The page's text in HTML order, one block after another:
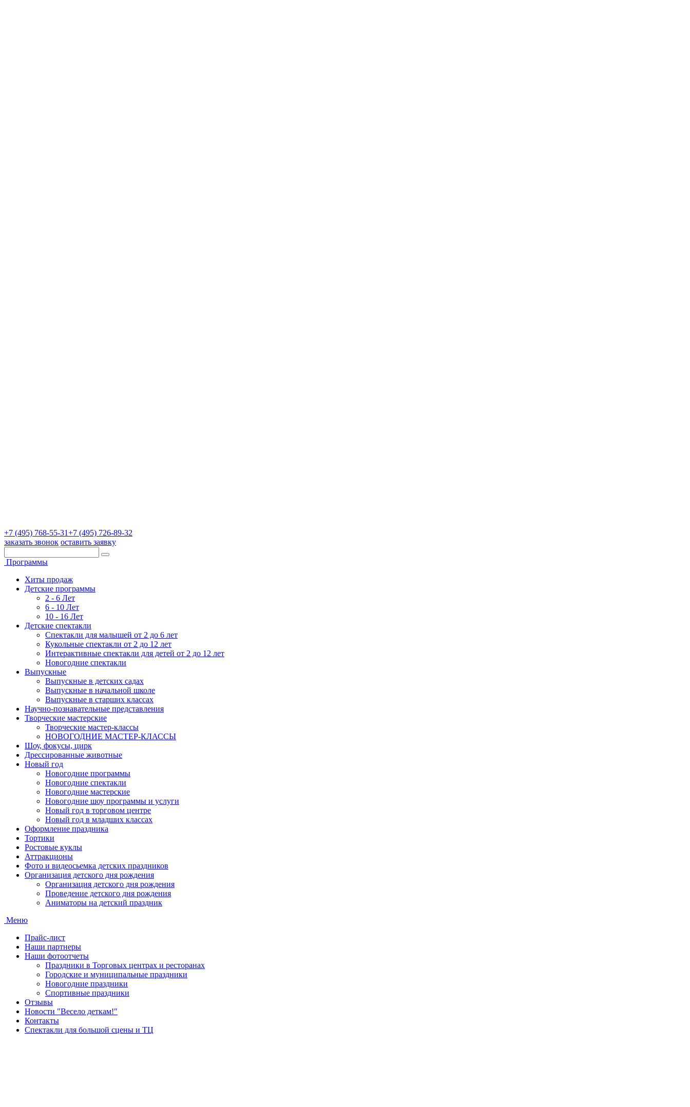
+7 (495) 768-55-31+7 (495) 726-89-32
заказать звонок оставить заявку
Программы
Хиты продаж
Детские программы
2 - 6 Лет
6 - 10 Лет
10 - 16 Лет
Детские спектакли
Спектакли для малышей от 2 до 6 лет
Кукольные спектакли от 2 до 12 лет
Интерактивные спектакли для детей от 2 до 12 лет
Новогодние спектакли
Выпускные
Выпускные в детских садах
Выпускные в начальной школе
Выпускные в старших классах
Научно-познавательные представления
Творческие мастерские
Творческие мастер-классы
НОВОГОДНИЕ МАСТЕР-КЛАССЫ
Шоу, фокусы, цирк
Дрессированные животные
Новый год
Новогодние программы
Новогодние спектакли
Новогодние мастерские
Новогодние шоу программы и услуги
Новый год в торговом центре
Новый год в младших классах
Оформление праздника
Тортики
Ростовые куклы
Аттракционы
Фото и видеосьемка детских праздников
Организация детского дня рождения
Организация детского дня рождения
Проведение детского дня рождения
Аниматоры на детский праздник
Меню
Прайс-лист
Наши партнеры
Наши фотоотчеты
Праздники в Торговых центрах и ресторанах
Городские и муниципальные праздники
Новогодние праздники
Спортивные праздники
Отзывы
Новости "Весело деткам!"
Контакты
Спектакли для большой сцены и ТЦ